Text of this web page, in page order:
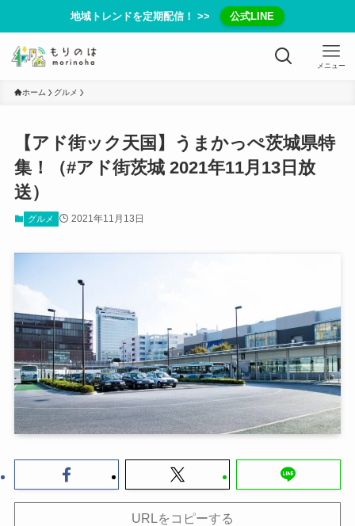
地域トレンドを定期配信！ >> 公式LINE
メニュー
ホーム グルメ
【アド街ック天国】うまかっぺ茨城県特
集！（#アド街茨城 2021年11月13日放
送）
グルメ 2021年11月13日
URLをコピーする